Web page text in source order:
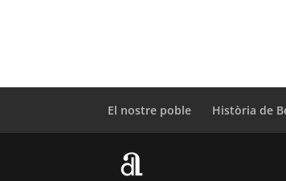
El nostre poble Història de